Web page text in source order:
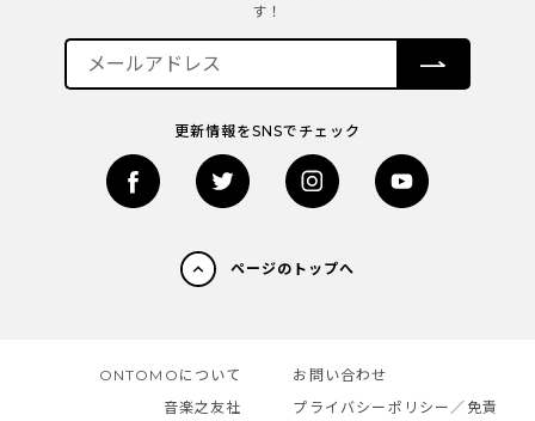
す！
更新情報をSNSでチェック
ページのトップへ
ONTOMOについて
音楽之友社
お問い合わせ
プライバシーポリシー／免責